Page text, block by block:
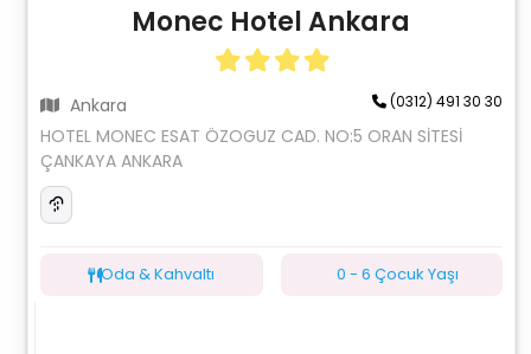
Monec Hotel Ankara
Ankara (0312) 491 30 30
HOTEL MONEC ESAT ÖZOGUZ CAD. NO:5 ORAN SİTESİ
ÇANKAYA ANKARA
Oda & Kahvaltı 0 - 6 Çocuk Yaşı